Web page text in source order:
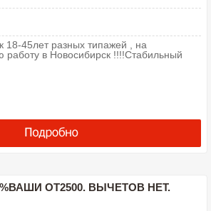
18-45лет разных типажей , на
работу в Новосибирск !!!!Стабильный
ОТ2500. ВЫЧЕТОВ НЕТ.